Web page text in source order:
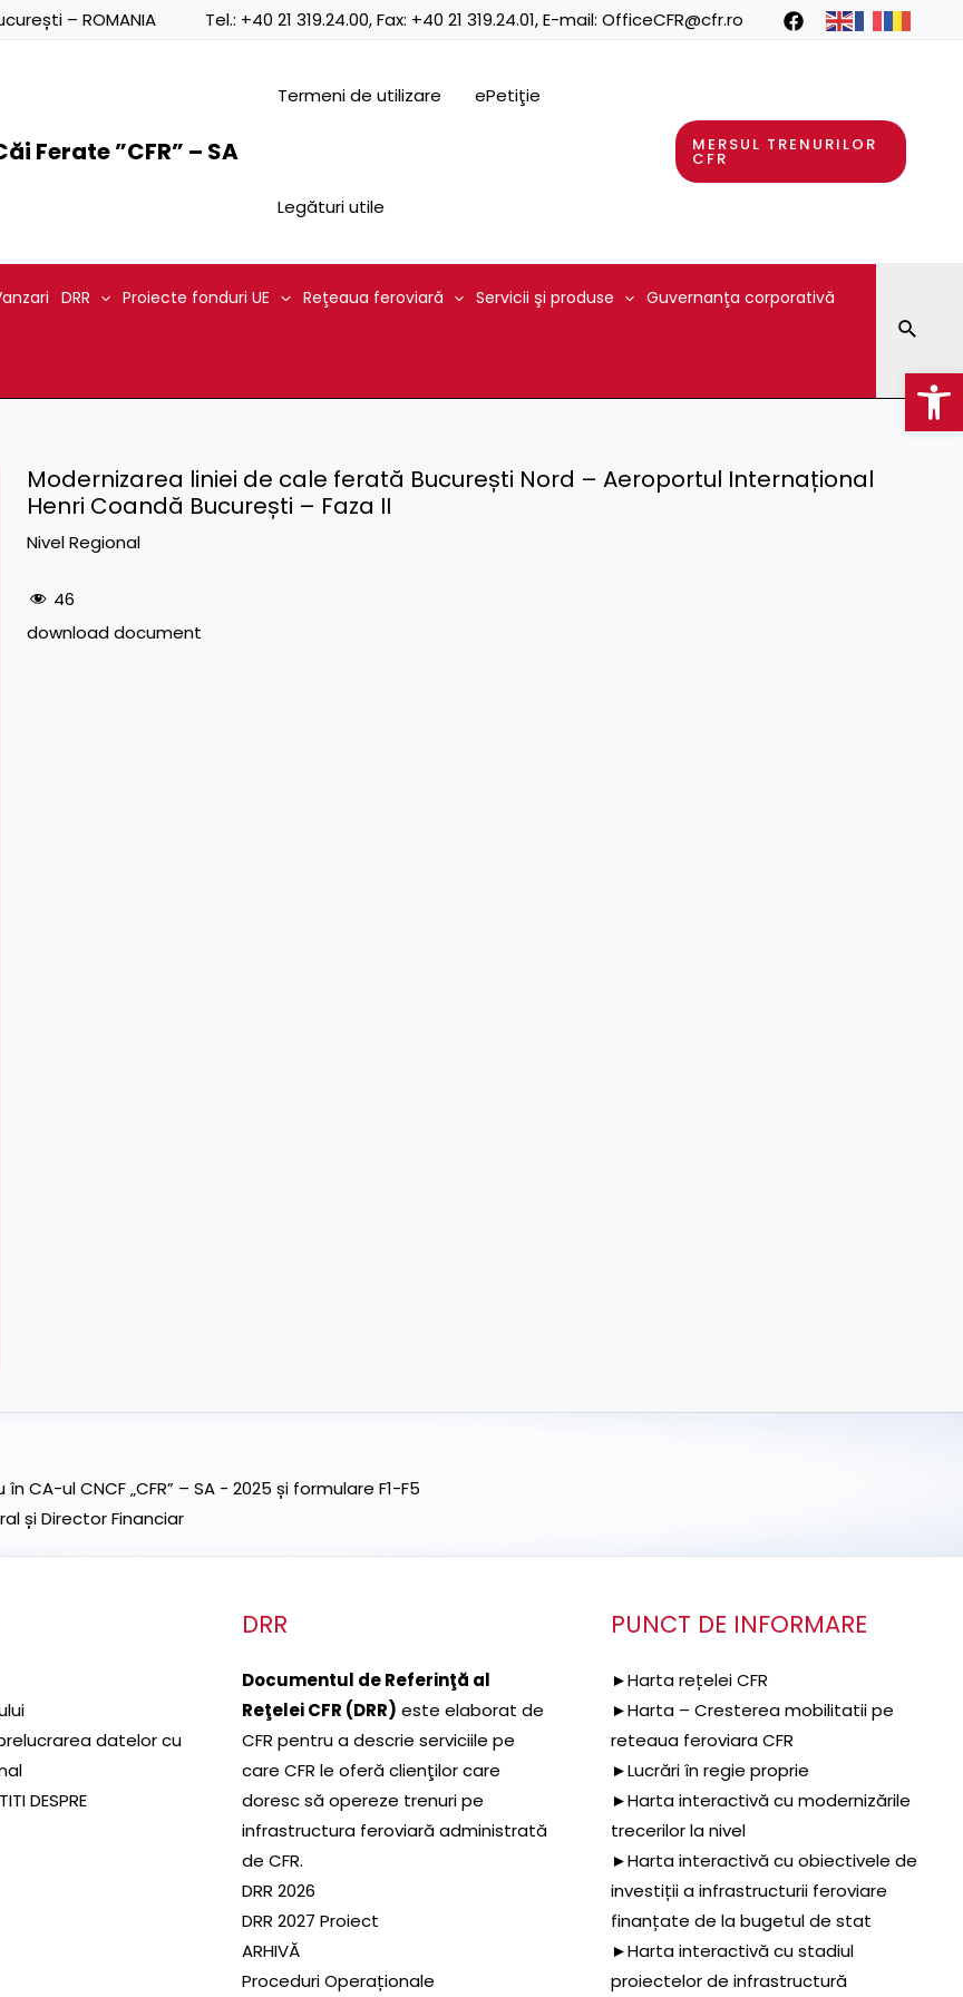
– ROMANIA Tel.: +40 21 319.24.00, Fax: +40 21 319.24.01, E-mail: OfficeCFR@cfr.ro
Ferate ”CFR” – SA
Termeni de utilizare ePetiţie
Legături utile
MERSUL TRENURILOR
CFR
DRR Proiecte fonduri UE Reţeaua feroviară Servicii şi produse Guvernanţa corporativă
Modernizarea liniei de cale ferată București Nord – Aeroportul Internațional
Henri Coandă București – Faza II
Nivel Regional
46
download document
ul CNCF „CFR” – SA - 2025 și formulare F1-F5
și Director Financiar
datelor cu
DESPRE
DRR
Documentul de Referinţă al
Reţelei CFR (DRR) este elaborat de
CFR pentru a descrie serviciile pe
care CFR le oferă clienţilor care
doresc să opereze trenuri pe
infrastructura feroviară administrată
de CFR.
DRR 2026
DRR 2027 Proiect
ARHIVĂ
Proceduri Operaționale
PUNCT DE INFORMARE
►Harta rețelei CFR
►Harta – Cresterea mobilitatii pe
reteaua feroviara CFR
►Lucrări în regie proprie
►Harta interactivă cu modernizările
trecerilor la nivel
►Harta interactivă cu obiectivele de
investiții a infrastructurii feroviare
finanțate de la bugetul de stat
►Harta interactivă cu stadiul
proiectelor de infrastructură